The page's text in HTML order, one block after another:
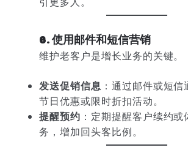
6. 使用邮件和短信营销
维护老客户是增长业务的关键。
发送促销信息 ：通过邮件或短信
节日优惠或限时折扣活动。
提醒预约 ：定期提醒客户续约或
务，增加回头客比例。